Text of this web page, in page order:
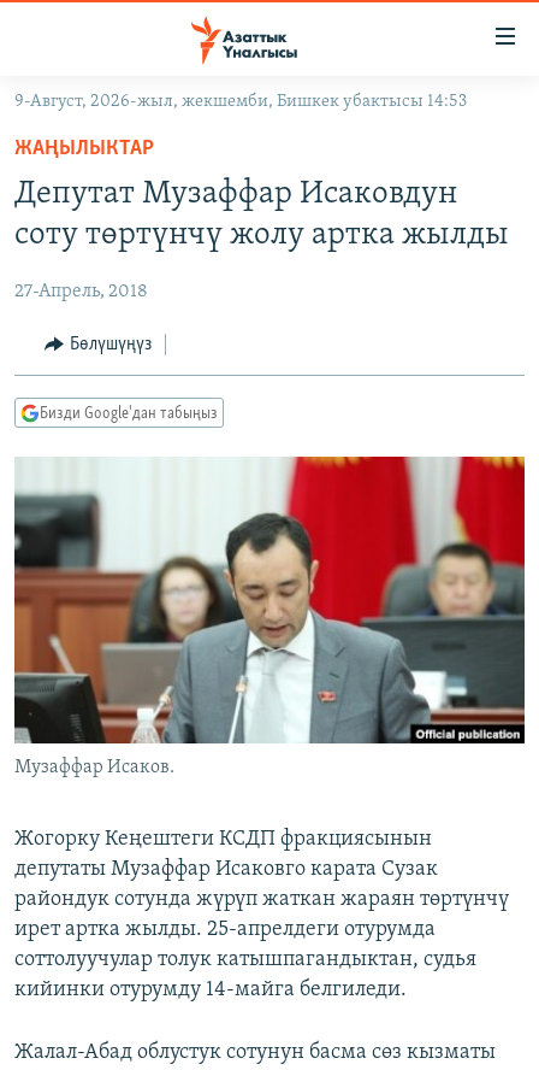
Навигацияга
өтүңүз
Издөөгө
салыңызКЫРГЫЗСТАН
ЭКОНОМИКА
МАДАНИЯТ
ДҮЙНӨ
БОРБОР АЗИЯ
УКРАИНА
АТАЙЫН ИЛИКТӨӨ
ТВ ПРОГРАММАЛАР
ЭКСПЕРТТЕР ТАЛДАЙТ
ДАНИСТЕ
ЭЖЕ-СИҢДИЛЕР
АЗАТТЫК+
ЫҢГАЙСЫЗ СУРООЛОР
ӨЗГӨЧӨ ПИКИР
Русский
ОНЛАЙН ШЕРИНЕ
ЭЕ/АРнун бардык сайттары
9-Август, 2026-жыл, жекшемби, Бишкек убактысы 14:53
ЖАҢЫЛЫКТАР
Депутат Музаффар Исаковдун
соту төртүнчү жолу артка жылды
27-Апрель, 2018
Бөлүшүңүз
Бизди Google'дан табыңыз
Музаффар Исаков.
Жогорку Кеңештеги КСДП фракциясынын
депутаты Музаффар Исаковго карата Сузак
райондук сотунда жүрүп жаткан жараян төртүнчү
ирет артка жылды. 25-апрелдеги отурумда
соттолуучулар толук катышпагандыктан, судья
кийинки отурумду 14-майга белгиледи.
Жалал-Абад облустук сотунун басма сөз кызматы